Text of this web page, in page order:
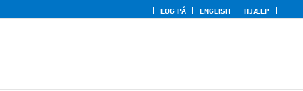
LOG PÅ ENGLISH HJÆLP